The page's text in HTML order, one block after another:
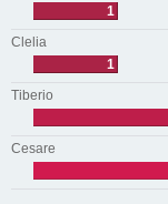
1
Clelia
1
Tiberio
Cesare